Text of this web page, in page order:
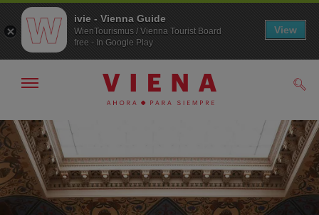
A
la
navegación
Al
contenido
Mostrar/ocultar
ivie - Vienna Guide
WienTourismus / Vienna Tourist Board
free - In Google Play
View